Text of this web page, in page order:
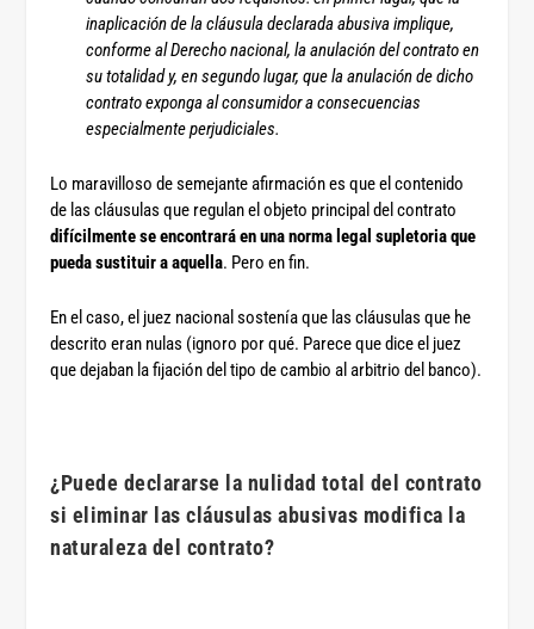
inaplicación de la cláusula declarada abusiva implique,
conforme al Derecho nacional, la anulación del contrato en
su totalidad y, en segundo lugar, que la anulación de dicho
contrato exponga al consumidor a consecuencias
especialmente perjudiciales.
Lo maravilloso de semejante afirmación es que el contenido
de las cláusulas que regulan el objeto principal del contrato
difícilmente se encontrará en una norma legal supletoria que
pueda sustituir a aquella. Pero en fin.
En el caso, el juez nacional sostenía que las cláusulas que he
descrito eran nulas (ignoro por qué. Parece que dice el juez
que dejaban la fijación del tipo de cambio al arbitrio del banco).
¿Puede declararse la nulidad total del contrato
si eliminar las cláusulas abusivas modifica la
naturaleza del contrato?